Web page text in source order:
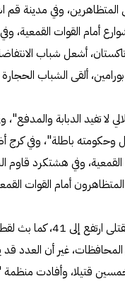
المتظاهرين، وفي مدينة
أمام القوات
أشعل شباب
ألقى الشباب
لا تفيد الدبابة
باطلة"، وفي كرج
القمعية، وفي هشتكرد قاوم
أمام القوات
من جانبه، أفاد التلفزيون
غير أن العدد قد
قتيلا، وأفادت منظمة